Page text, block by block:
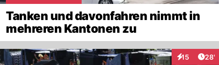
Tanken und davonfahren nimmt in
mehreren Kantonen zu
15
Interaktionen
28'